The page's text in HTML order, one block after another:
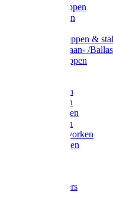
Betonschoppen
Schepbatsen
Ballastschoppen &
Slijtsrip Graan- /
Graanschoppen
Hooivorken
Mestvorken
Bietenvorken
Maisvorken
Aardappelvorken
Vijgenvorken
Tuinkrabbers